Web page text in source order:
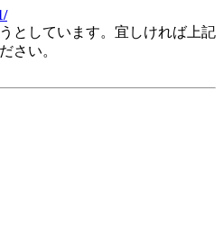
としています。宜しければ上記
さい。